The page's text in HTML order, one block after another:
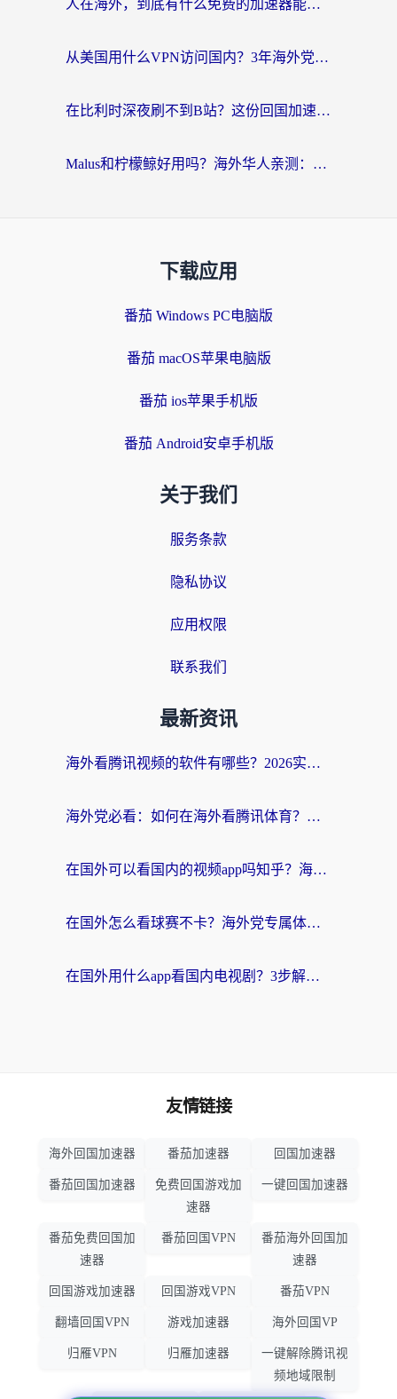
人在海外，到底有什么免费的加速器能让我安心追剧打游戏？
从美国用什么VPN访问国内？3年海外党亲测：选对工具才能无缝刷B站、看腾讯视频
在比利时深夜刷不到B站？这份回国加速器避坑指南请收好
Malus和柠檬鲸好用吗？海外华人亲测：回国加速器怎么选才不踩坑？
下载应用
番茄 Windows PC电脑版
番茄 macOS苹果电脑版
番茄 ios苹果手机版
番茄 Android安卓手机版
关于我们
服务条款
隐私协议
应用权限
联系我们
最新资讯
海外看腾讯视频的软件有哪些？2026实测有效，留学生都在用的回国加速器指南
海外党必看：如何在海外看腾讯体育？解决赛事直播地区限制的终极指南
在国外可以看国内的视频app吗知乎？海外党亲测有效的追剧加速方案
在国外怎么看球赛不卡？海外党专属体育直播自由指南
在国外用什么app看国内电视剧？3步解决版权限制+卡顿难题
友情链接
海外回国加速器 番茄加速器 回国加速器
番茄回国加速器
免费回国游戏加
速器
一键回国加速器
番茄免费回国加
速器
番茄回国VPN
番茄海外回国加
速器
回国游戏加速器 回国游戏VPN 番茄VPN
翻墙回国VPN 游戏加速器 海外回国VP
归雁VPN 归雁加速器
一键解除腾讯视
频地域限制